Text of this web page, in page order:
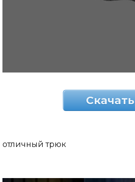
Скачать
отличный трюк